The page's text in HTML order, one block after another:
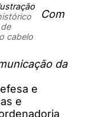
cabelo
Com
da
e
e